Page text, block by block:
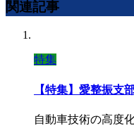
関連記事
特集
【特集】愛整振支
自動車技術の高度